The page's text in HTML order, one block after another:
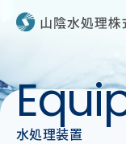
Equi
水処理装置